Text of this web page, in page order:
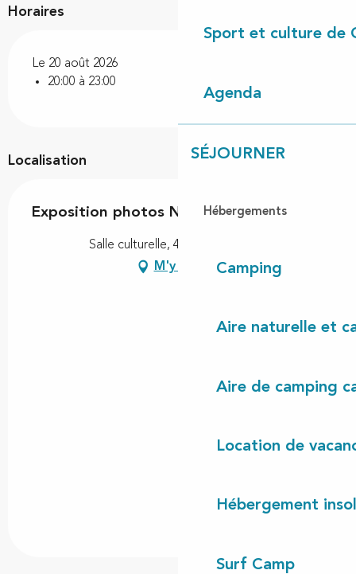
Sport et culture de
Agenda
SÉJOURNER
Hébergements
Camping
Aire naturelle et
Aire de camping
Location de
Hébergement
Surf Camp
Horaires
Le 20 août 2026
20:00 à 23:00
Localisation
Exposition photos NALOPHO
Salle culturelle, 40170 Lit-et-Mixe
M'y rendre